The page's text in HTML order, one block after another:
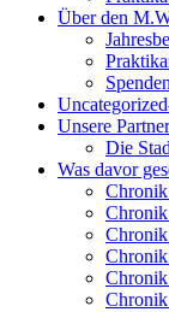
Über den
Unsere
Die
Was davor
Chronik